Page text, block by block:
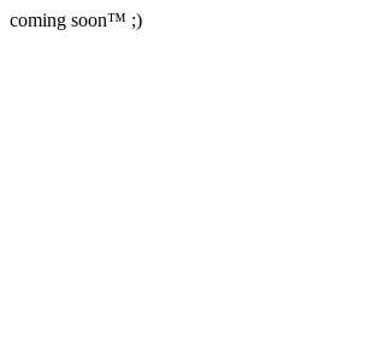
coming soon™ ;)